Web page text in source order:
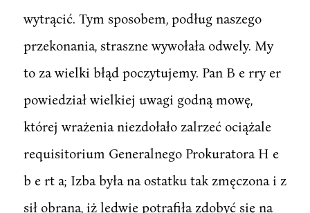
wytrącić. Tym sposobem, podług naszego
przekonania, straszne wywołała odwely. My
to za wielki błąd poczytujemy. Pan B e rry er
powiedział wielkiej uwagi godną mowę,
której wrażenia niezdołało zalrzeć ociążale
requisitorium Generalnego Prokuratora H e
b e rt a; Izba była na ostatku tak zmęczona i z
sił obrana, iż ledwie potrafiła zdobyć się na